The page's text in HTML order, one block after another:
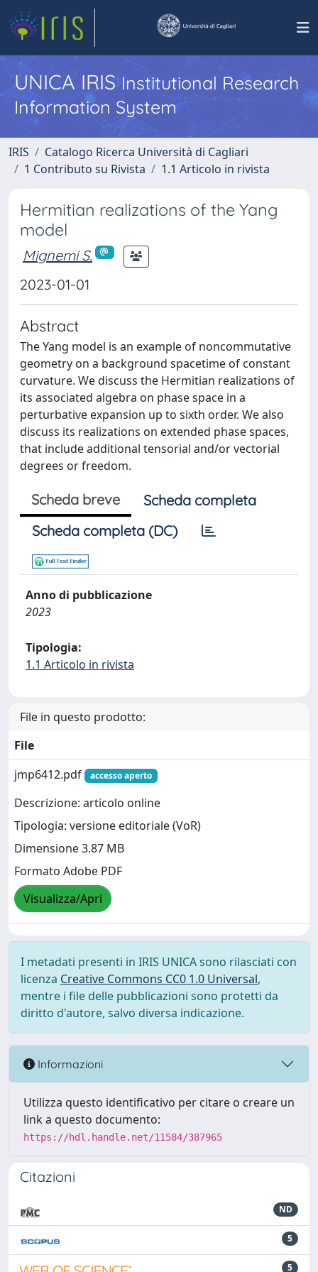
UNICA IRISInstitutional Research
Information System
IRIS
Catalogo Ricerca Università di Cagliari
1 Contributo su Rivista
1.1 Articolo in rivista
Hermitian realizations of the Yang
model
Mignemi S.
2023-01-01
Abstract
The Yang model is an example of noncommutative
geometry on a background spacetime of constant
curvature. We discuss the Hermitian realizations of
its associated algebra on phase space in a
perturbative expansion up to sixth order. We also
discuss its realizations on extended phase spaces,
that include additional tensorial and/or vectorial
degrees or freedom.
Scheda breve
Scheda completa
Scheda completa (DC)
Anno di pubblicazione
2023
Tipologia:
1.1 Articolo in rivista
File in questo prodotto:
File
jmp6412.pdf
accesso aperto
Descrizione: articolo online
Tipologia: versione editoriale (VoR)
Dimensione 3.87 MB
Formato Adobe PDF
Visualizza/Apri
I metadati presenti in IRIS UNICA sono rilasciati con
licenza Creative Commons CC0 1.0 Universal,
mentre i file delle pubblicazioni sono protetti da
diritto d'autore, salvo diversa indicazione.
Informazioni
Utilizza questo identificativo per citare o creare un
link a questo documento:
https://hdl.handle.net/11584/387965
Citazioni
ND
5
5